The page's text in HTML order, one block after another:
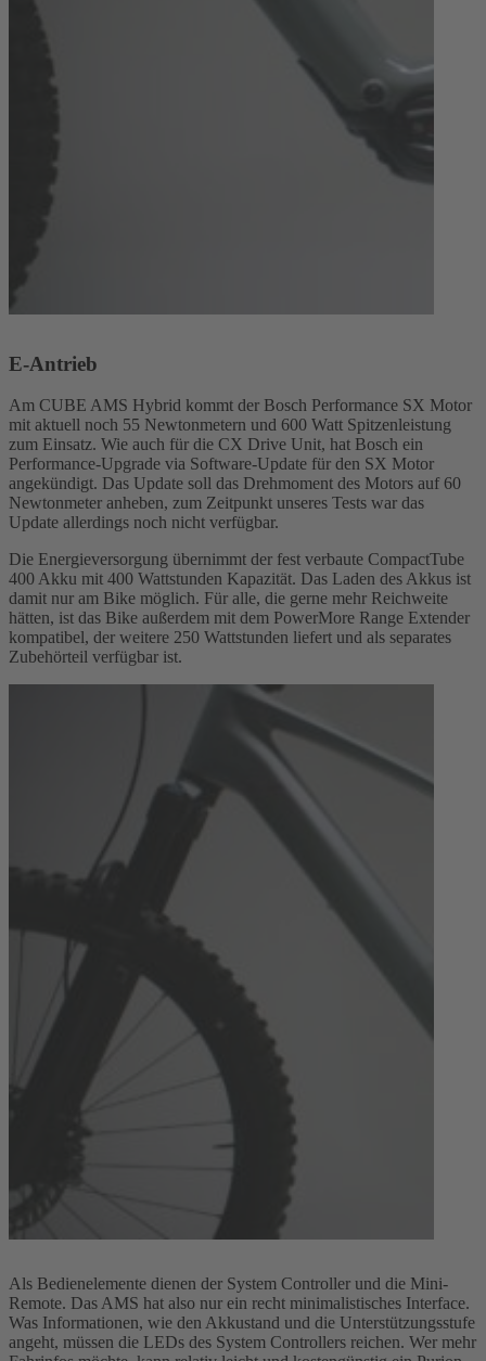
E-Antrieb
Am CUBE AMS Hybrid kommt der Bosch Performance SX Motor
mit aktuell noch 55 Newtonmetern und 600 Watt Spitzenleistung
zum Einsatz. Wie auch für die CX Drive Unit, hat Bosch ein
Performance-Upgrade via Software-Update für den SX Motor
angekündigt. Das Update soll das Drehmoment des Motors auf 60
Newtonmeter anheben, zum Zeitpunkt unseres Tests war das
Update allerdings noch nicht verfügbar.
Die Energieversorgung übernimmt der fest verbaute CompactTube
400 Akku mit 400 Wattstunden Kapazität. Das Laden des Akkus ist
damit nur am Bike möglich. Für alle, die gerne mehr Reichweite
hätten, ist das Bike außerdem mit dem PowerMore Range Extender
kompatibel, der weitere 250 Wattstunden liefert und als separates
Zubehörteil verfügbar ist.
Als Bedienelemente dienen der System Controller und die Mini-
Remote. Das AMS hat also nur ein recht minimalistisches Interface.
Was Informationen, wie den Akkustand und die Unterstützungsstufe
angeht, müssen die LEDs des System Controllers reichen. Wer mehr